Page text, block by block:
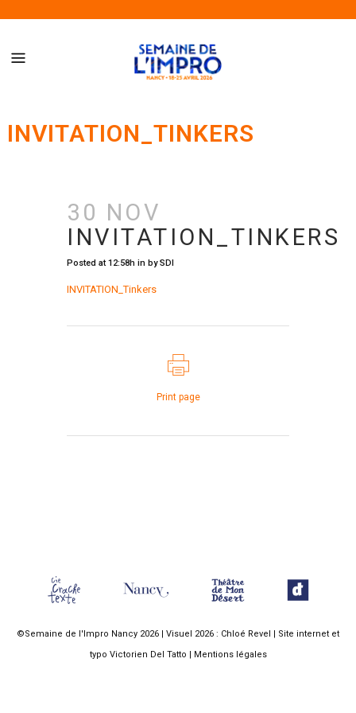
INVITATION_TINKERS
30 NOV
INVITATION_TINKERS
Posted at 12:58h in bySDI
INVITATION_Tinkers
Print page
©Semaine de l'Impro Nancy 2026 | Visuel 2026 : Chloé Revel | Site internet et
typo Victorien Del Tatto | Mentions légales